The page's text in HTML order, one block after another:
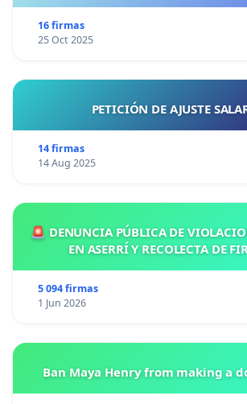
16 firmas
25 Oct 2025
PETICIÓN DE AJUSTE
14 firmas
14 Aug 2025
🚨 DENUNCIA PÚBLICA DE
EN ASERRÍ Y RECOLECTA DE
5 094 firmas
1 Jun 2026
Ban Maya Henry from making a